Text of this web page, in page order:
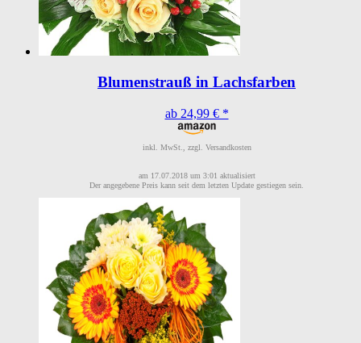
Blumenstrauß in Lachsfarben
ab 24,99 € *
inkl. MwSt., zzgl. Versandkosten
am 17.07.2018 um 3:01 aktualisiert
Der angegebene Preis kann seit dem letzten Update gestiegen sein.